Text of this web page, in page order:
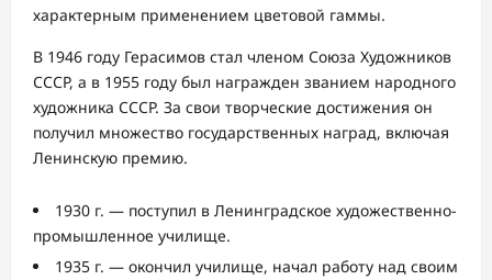
характерным применением цветовой гаммы.
В 1946 году Герасимов стал членом Союза Художников
СССР, а в 1955 году был награжден званием народного
художника СССР. За свои творческие достижения он
получил множество государственных наград, включая
Ленинскую премию.
1930 г. — поступил в Ленинградское художественно-
промышленное училище.
1935 г. — окончил училище, начал работу над своим